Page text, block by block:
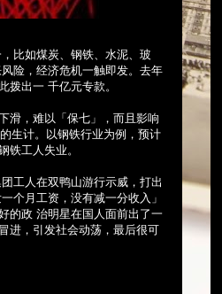
比如煤炭、钢铁、水泥、玻
险，经济危机一触即发。去年
拨出一 千亿元专款。
滑，难以「保七」，而且影响
生计。以钢铁行业为例，预计
铁工人失业。
工人在双鸭山游行示威，打出
个月工资，没有减一分收入」
的政 治明星在国人面前出了一
进，引发社会动荡，最后很可